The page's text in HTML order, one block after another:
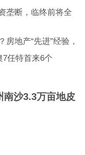
南沙3.3万亩地皮